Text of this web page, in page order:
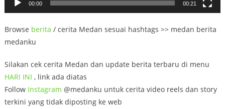
00:00 00:21
Browse berita / cerita Medan sesuai hashtags >> medan berita
medanku
Silakan cek cerita Medan dan update berita terbaru di menu
HARI INI , link ada diatas
Follow Instagram @medanku untuk cerita video reels dan story
terkini yang tidak diposting ke web